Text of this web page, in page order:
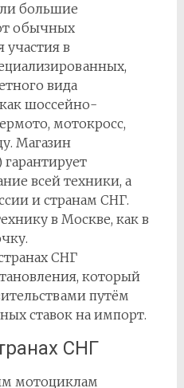
большие
обычных
участия в
вида
шоссейно-
мотокросс,
Магазин
всей техники, а
и странам СНГ.
в Москве, как в
СНГ
который
путём
ставок на импорт.
СНГ
мотоциклам